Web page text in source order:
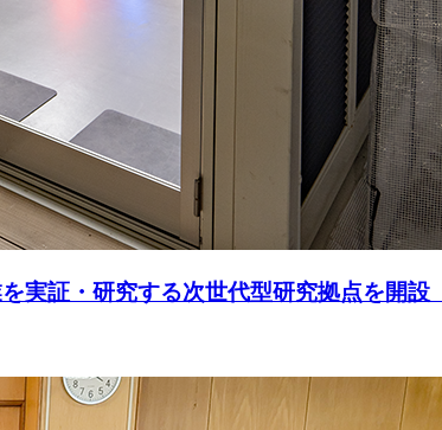
実証・研究する次世代型研究拠点を開設